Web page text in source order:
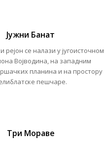
Јужни Банат
рејон се налази у југоисточном
Војводина, на западним
планина и на простору
пешчаре.
Три Мораве